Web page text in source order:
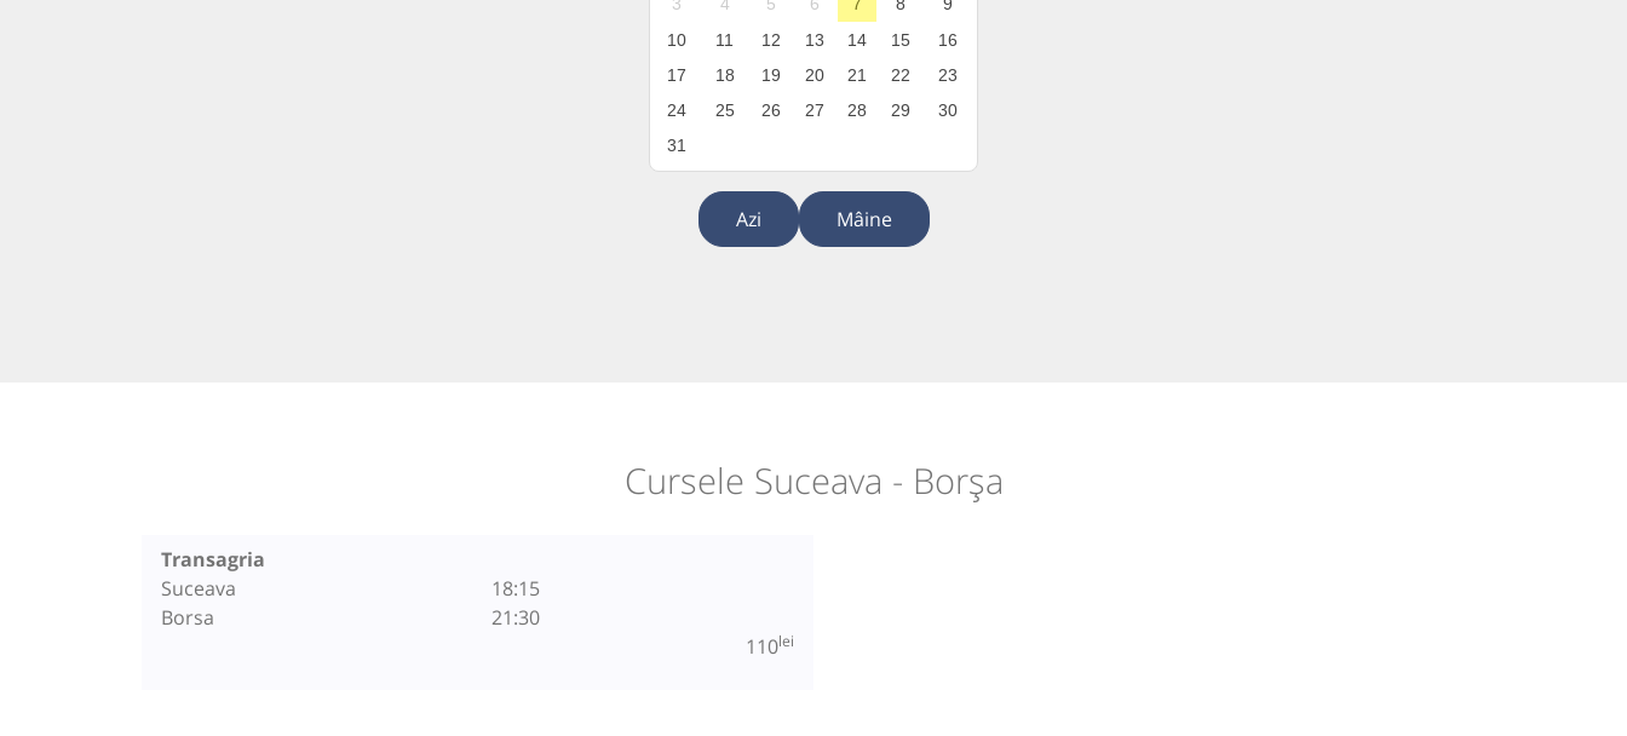
10
11 12 13 14 15
16
17
18 19 20 21 22
23
24
25 26 27 28 29
30
31
Azi Mâine
Cursele Suceava - Borșa
Transagria
Suceava
Borsa
18:15
21:30
110lei